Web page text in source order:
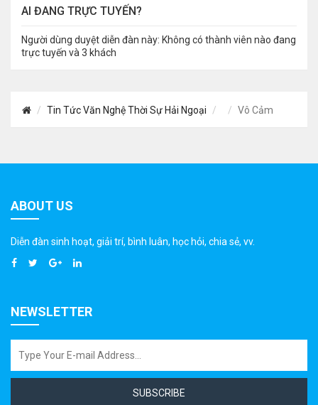
AI ĐANG TRỰC TUYẾN?
Người dùng duyệt diễn đàn này: Không có thành viên nào đang
trực tuyến và 3 khách
Tin Tức Văn Nghệ Thời Sự Hải Ngoại Vô Cảm
ABOUT US
Diễn đàn sinh hoạt, giải trí, bình luân, học hỏi, chia sẻ, vv.
NEWSLETTER
SUBSCRIBE